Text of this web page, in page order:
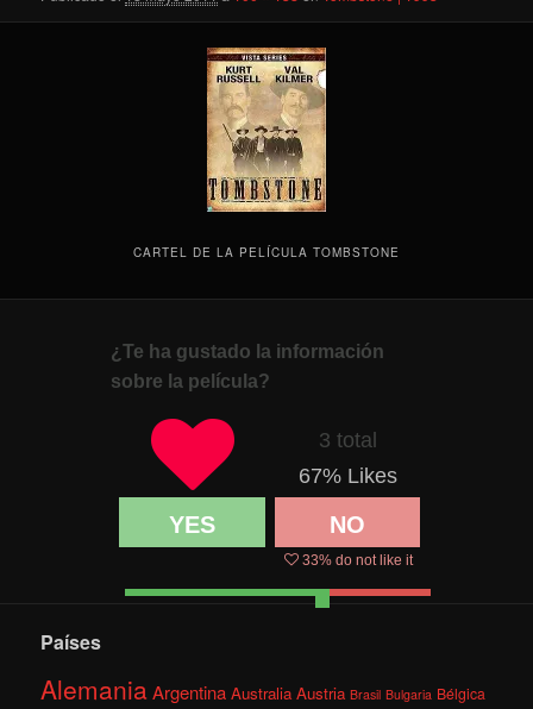
CARTEL DE LA PELÍCULA TOMBSTONE
¿Te ha gustado la información
sobre la película?
3 total
67% Likes
YES NO
33% do not like it
Países
AlemaniaArgentina Australia Austria Brasil Bulgaria Bélgica